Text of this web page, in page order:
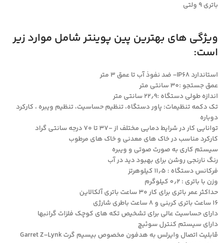
باتری ۹ ولتی
ویژگی های بهترین پین پوینتر شامل موارد زیر
است:
استاندارد IP68- ضد نفوذ آب تا عمق ۳ متر
عمق جستجو :۳۰ سانتی متر
اندازه طولی دستگاه :۲۲٫۹ سانتی متر
تک دکمه تنظیمات: پاور دستگاه، تنظیم حساسیت، تنظیم ویبره ، کارکرد
دوباره
توانایی کار در شرایط دمایی مختلف از -۳۷ تا ۷۰ درجه سانتی گراد
کارکرد مناسب در خاک های معدنی و خاک های مرطوب
سیستم کاری به صورت صوتی و ویبره
رنگ نارنجی روشن برای بهبود دید در آب
فرکانس دستگاه : ۱۱٫۵ کیلوهرتز
وزن با باتری : ۰٫۲ کیلوگرم
حداکثر عمر باتری برای کار ۳۰ ساعت باتری آلکالاین
۱۶ ساعت باتری کربنی و ۸ ساعت باطری شارژی
دارای حساسیت عالی برای تشخیص تکه های کوچک فلزات گرانبها
دارای سیستم کنترل سوئیچ
قابلیت اتصال وایرلس به هدفون مخصوص بیسیم گرت Garret Z-Lynk